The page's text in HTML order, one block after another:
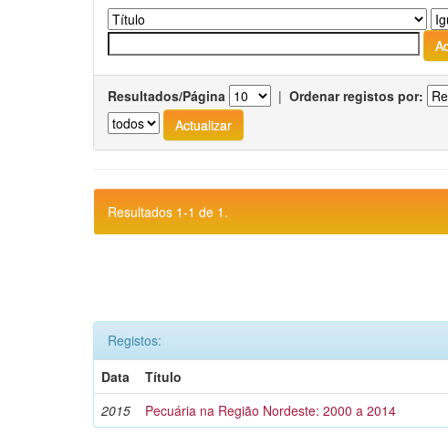
Resultados/Página | Ordenar registos por:
Resultados 1-1 de 1.
Registos:
Data
Título
2015
Pecuária na Região Nordeste: 2000 a 2014